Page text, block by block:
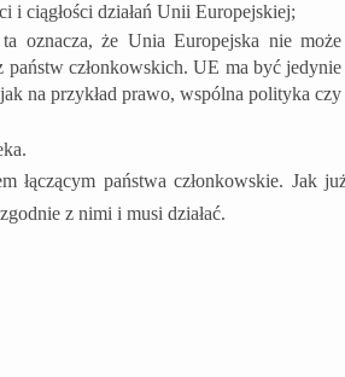
i ciągłości działań Unii Europejskiej;
ta oznacza, że Unia Europejska nie może
państw członkowskich. UE ma być jedynie
na przykład prawo, wspólna polityka czy
łączącym państwa członkowskie. Jak
z nimi i musi działać.